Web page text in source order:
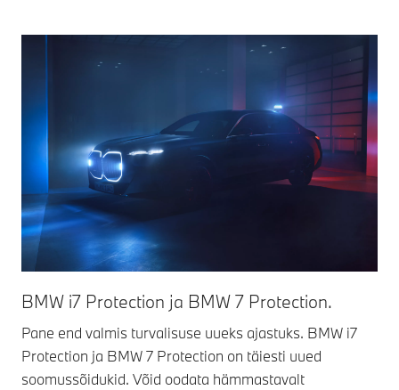
BMW i7 Protection ja BMW 7 Protection.
Pane end valmis turvalisuse uueks ajastuks. BMW i7
Protection ja BMW 7 Protection on täiesti uued
soomussõidukid. Võid oodata hämmastavalt